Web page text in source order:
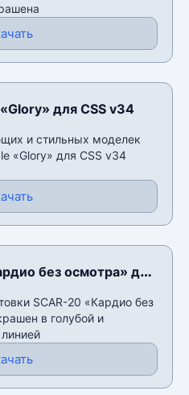
для CSS v34
и стильных моделек
«Glory» для CSS v34
без осмотра» для
SCAR-20 «Кардио без
в голубой и